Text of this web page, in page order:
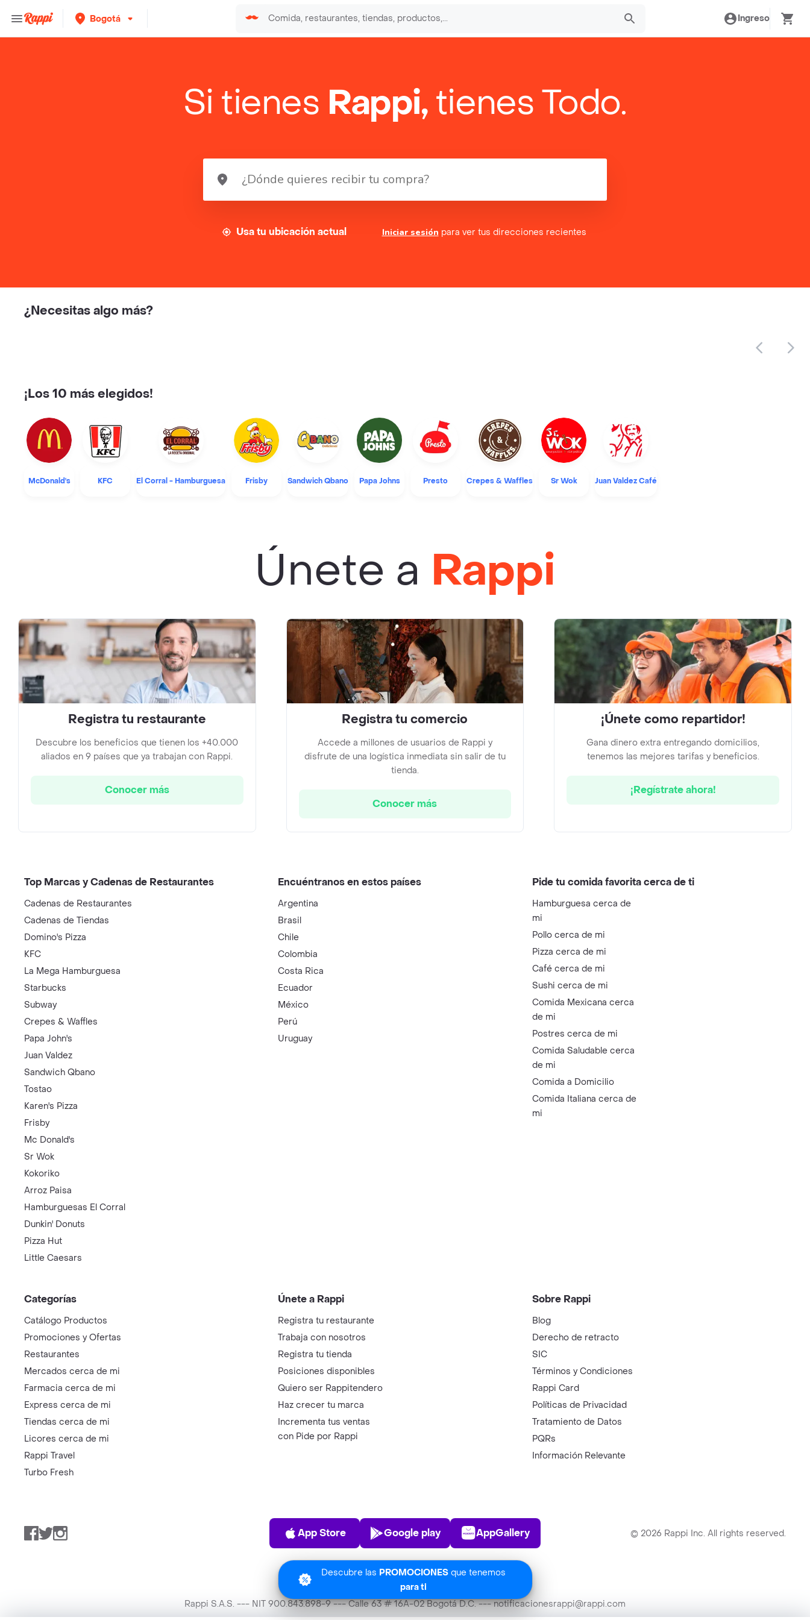
Bogotá Ingreso
Descubre las PROMOCIONES que tenemos
para ti
Si tienes Rappi,tienes Todo.
Usa tu ubicación actual Iniciar sesión para ver tus direcciones recientes
¿Necesitas algo más?
¡Los 10 más elegidos!
McDonald's KFC El Corral - Hamburguesa Frisby Sandwich Qbano Papa Johns Presto Crepes & Waffles Sr Wok Juan Valdez Café
Únete a Rappi
Registra tu restaurante
Descubre los beneficios que tienen los +40.000
aliados en 9 países que ya trabajan con Rappi.
Conocer más
Registra tu comercio
Accede a millones de usuarios de Rappi y
disfrute de una logística inmediata sin salir de tu
tienda.
Conocer más
¡Únete como repartidor!
Gana dinero extra entregando domicilios,
tenemos las mejores tarifas y beneficios.
¡Regístrate ahora!
Top Marcas y Cadenas de Restaurantes
Cadenas de Restaurantes
Cadenas de Tiendas
Domino's Pizza
KFC
La Mega Hamburguesa
Starbucks
Subway
Crepes & Waffles
Papa John's
Juan Valdez
Sandwich Qbano
Tostao
Karen's Pizza
Frisby
Mc Donald's
Sr Wok
Kokoriko
Arroz Paisa
Hamburguesas El Corral
Dunkin' Donuts
Pizza Hut
Little Caesars
Encuéntranos en estos países
Argentina
Brasil
Chile
Colombia
Costa Rica
Ecuador
México
Perú
Uruguay
Pide tu comida favorita cerca de ti
Hamburguesa cerca de
mi
Pollo cerca de mi
Pizza cerca de mi
Café cerca de mi
Sushi cerca de mi
Comida Mexicana cerca
de mi
Postres cerca de mi
Comida Saludable cerca
de mi
Comida a Domicilio
Comida Italiana cerca de
mi
Categorías
Catálogo Productos
Promociones y Ofertas
Restaurantes
Mercados cerca de mi
Farmacia cerca de mi
Express cerca de mi
Tiendas cerca de mi
Licores cerca de mi
Rappi Travel
Turbo Fresh
Únete a Rappi
Registra tu restaurante
Trabaja con nosotros
Registra tu tienda
Posiciones disponibles
Quiero ser Rappitendero
Haz crecer tu marca
Incrementa tus ventas
con Pide por Rappi
Sobre Rappi
Blog
Derecho de retracto
SIC
Términos y Condiciones
Rappi Card
Políticas de Privacidad
Tratamiento de Datos
PQRs
Información Relevante
Facebook
TwitterInstagram
App Store
App Store
Play Store
Google play
AppGallery
AppGallery © 2026 Rappi Inc. All rights reserved.
Rappi S.A.S. --- NIT 900.843.898-9 --- Calle 63 # 16A-02 Bogotá D.C. --- notificacionesrappi@rappi.com